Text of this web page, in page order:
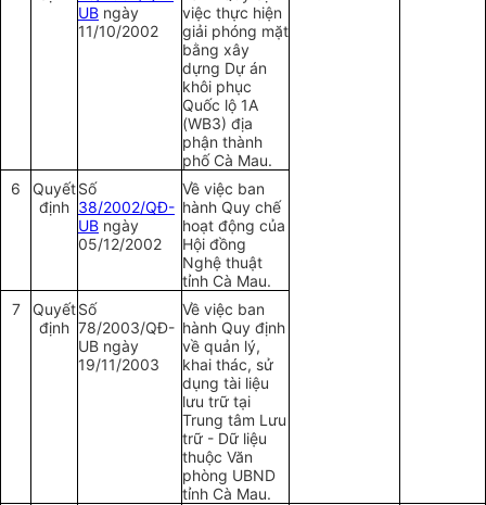
UB ngày
11/10/2002
việc thực hiện
giải phóng mặt
bằng xây
dựng Dự án
khôi phục
Quốc lộ 1A
(WB3) địa
phận thành
phố Cà Mau.
6
Quyết
định
Số
38/2002/QĐ-
UB ngày
05/12/2002
Về việc ban
hành Quy chế
hoạt động của
Hội đồng
Nghệ thuật
tỉnh Cà Mau.
7
Quyết
định
Số
78/2003/QĐ-
UB ngày
19/11/2003
Về việc ban
hành Quy định
về quản lý,
khai thác, sử
dụng tài liệu
lưu trữ tại
Trung tâm Lưu
trữ - Dữ liệu
thuộc Văn
phòng UBND
tỉnh Cà Mau.